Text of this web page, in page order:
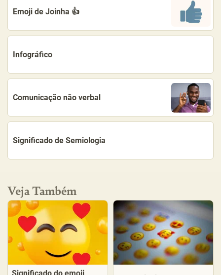
Emoji de Joinha 👍
Infográfico
Comunicação não verbal
Significado de Semiologia
Veja Também